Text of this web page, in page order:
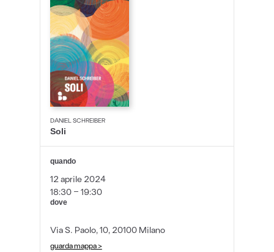
DANIEL SCHREIBER
Soli
quando
12 aprile 2024
18:30 - 19:30
dove
Via S. Paolo, 10, 20100 Milano
guarda mappa >